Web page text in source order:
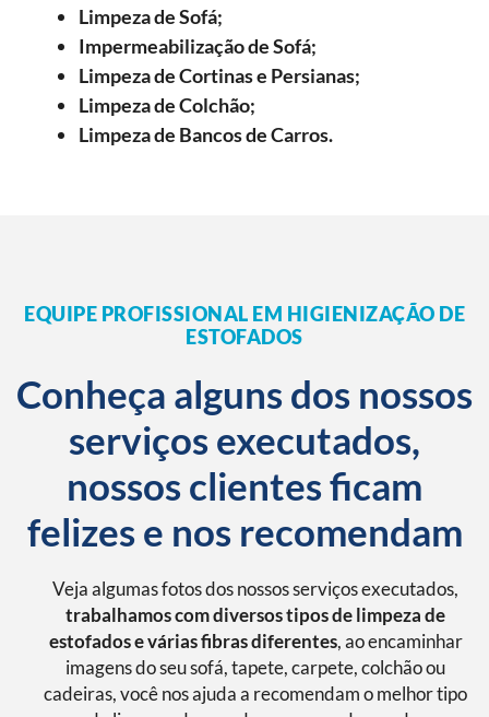
Limpeza de Sofá;
Impermeabilização de Sofá;
Limpeza de Cortinas e Persianas;
Limpeza de Colchão;
Limpeza de Bancos de Carros.
EQUIPE PROFISSIONAL EM HIGIENIZAÇÃO DE
ESTOFADOS
Conheça alguns dos nossos
serviços executados,
nossos clientes ficam
felizes e nos recomendam
Veja algumas fotos dos nossos serviços executados,
trabalhamos com diversos tipos de limpeza de
estofados e várias fibras diferentes, ao encaminhar
imagens do seu sofá, tapete, carpete, colchão ou
cadeiras, você nos ajuda a recomendam o melhor tipo